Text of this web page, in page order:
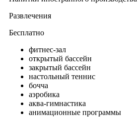
Развлечения
Бесплатно
фитнес-зал
открытый бассейн
закрытый бассейн
настольный теннис
бочча
аэробика
аква-гимнастика
анимационные программы